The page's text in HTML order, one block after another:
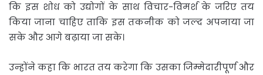
कि इस शोध को उद्योगों के साथ विचार-विमर्श के जरिए तय
किया जाना चाहिए ताकि इस तकनीक को जल्‍द अपनाया जा
सके और आगे बढ़ाया जा सके।
उन्‍होंने कहा कि भारत तय करेगा कि उसका जिम्मेदारीपूर्ण और